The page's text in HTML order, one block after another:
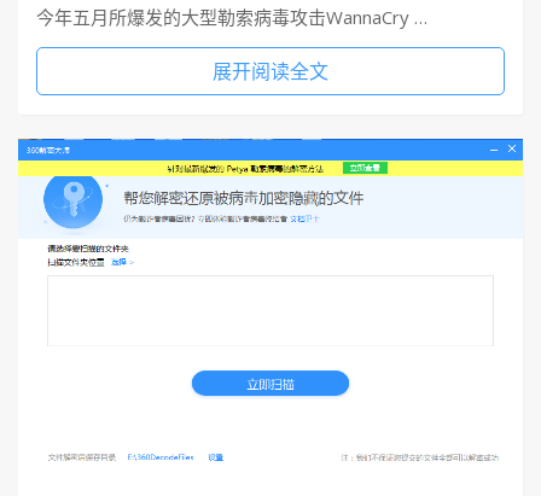
今年五月所爆发的大型勒索病毒攻击WannaCry …
展开阅读全文